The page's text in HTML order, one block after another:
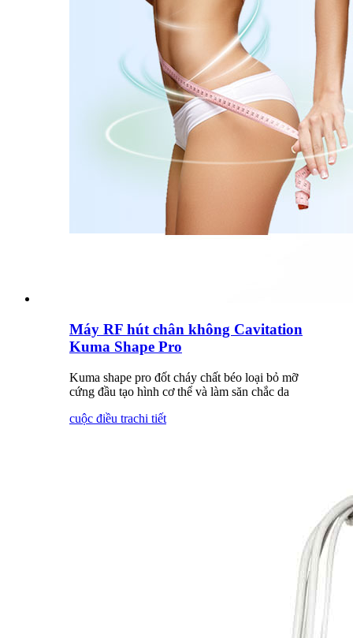
Máy RF hút chân không Cavitation
Kuma Shape Pro
Kuma shape pro đốt cháy chất béo loại bỏ mỡ
cứng đầu tạo hình cơ thể và làm săn chắc da
cuộc điều trachi tiết